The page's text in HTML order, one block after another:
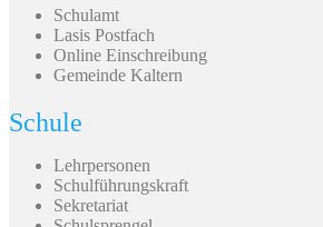
Schulamt
Lasis Postfach
Online Einschreibung
Gemeinde Kaltern
Schule
Lehrpersonen
Schulführungskraft
Sekretariat